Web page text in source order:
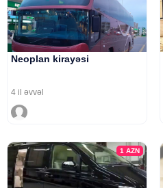
Neoplan kirayəsi
4 il əvvəl
1AZN